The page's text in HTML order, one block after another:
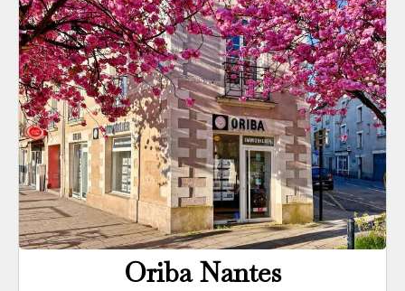
Oriba Nantes